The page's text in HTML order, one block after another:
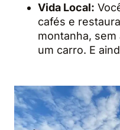
Vida Local:
cafés e
montanha,
um carro. E